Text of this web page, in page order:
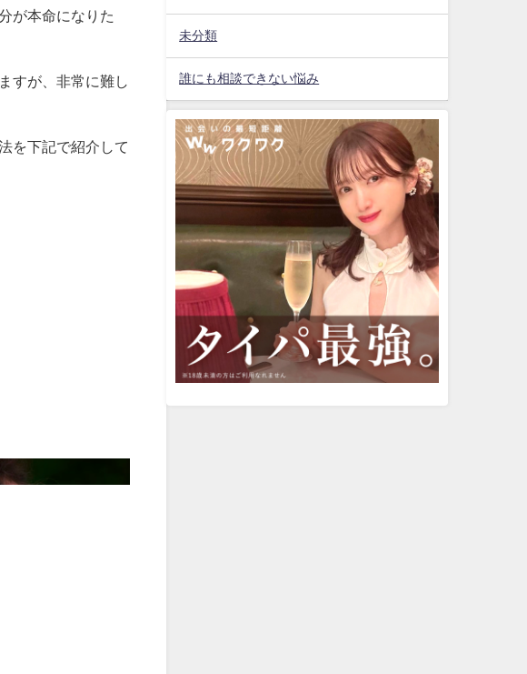
が本命になりた
すが、非常に難し
を下記で紹介して
未分類
誰にも相談できない悩み